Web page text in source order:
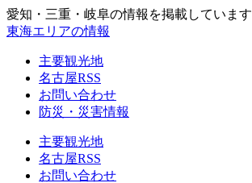
愛知・三重・岐阜の情報を掲載しています
東海エリアの情報
主要観光地
名古屋RSS
お問い合わせ
防災・災害情報
主要観光地
名古屋RSS
お問い合わせ